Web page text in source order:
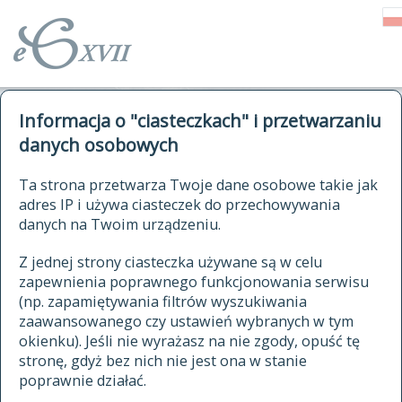
Informacja o "ciasteczkach" i przetwarzaniu
danych osobowych
Ta strona przetwarza Twoje dane osobowe takie jak
adres IP i używa ciasteczek do przechowywania
danych na Twoim urządzeniu.
Z jednej strony ciasteczka używane są w celu
zapewnienia poprawnego funkcjonowania serwisu
(np. zapamiętywania filtrów wyszukiwania
zaawansowanego czy ustawień wybranych w tym
okienku). Jeśli nie wyrażasz na nie zgody, opuść tę
stronę, gdyż bez nich nie jest ona w stanie
poprawnie działać.
autorzy Słownika
historia
publikacje
źródła
autorzy tekstów źródłowych
zasady opracowania
statystyki
najnowsze hasła
ostatnio zmodyfikowane hasła
kwerendy
jak cytować Słownik
ELEKTRONICZNY SŁOWNIK
JĘZYKA POLSKIEGO
XVII I XVIII WIEKU
znajdź hasła
zaczynające się od